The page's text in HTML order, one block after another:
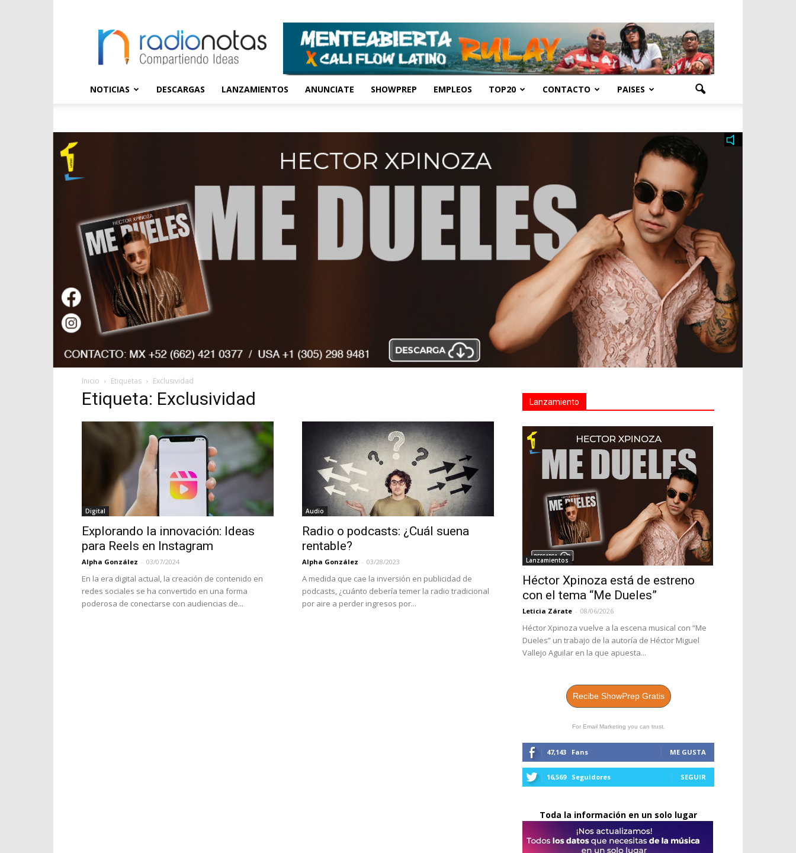
NOTICIAS DESCARGAS LANZAMIENTOS ANUNCIATE SHOWPREP EMPLEOS TOP20 CONTACTO PAISES
Inicio Etiquetas Exclusividad
Etiqueta: Exclusividad
Digital
Explorando la innovación: Ideas
para Reels en Instagram
Alpha González - 03/07/2024
En la era digital actual, la creación de contenido en
redes sociales se ha convertido en una forma
poderosa de conectarse con audiencias de...
Audio
Radio o podcasts: ¿Cuál suena
rentable?
Alpha González - 03/28/2023
A medida que cae la inversión en publicidad de
podcasts, ¿cuánto debería temer la radio tradicional
por aire a perder ingresos por...
Lanzamiento
Lanzamientos
Héctor Xpinoza está de estreno
con el tema “Me Dueles”
Leticia Zárate - 08/06/2026
Héctor Xpinoza vuelve a la escena musical con “Me
Dueles” un trabajo de la autoría de Héctor Miguel
Vallejo Aguilar en la que apuesta...
Recibe ShowPrep Gratis
For Email Marketing you can trust.
47,143 Fans ME GUSTA
16,569 Seguidores SEGUIR
Toda la información en un solo lugar